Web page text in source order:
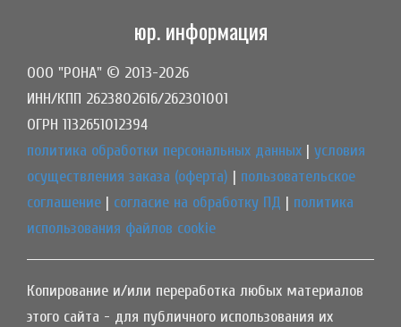
юр. информация
ООО "РОНА" © 2013-2026
ИНН/КПП 2623802616/262301001
ОГРН 1132651012394
политика обработки персональных данных | условия
осуществления заказа (оферта) | пользовательское
соглашение | согласие на обработку ПД | политика
использования файлов cookie
Копирование и/или переработка любых материалов
этого сайта - для публичного использования их